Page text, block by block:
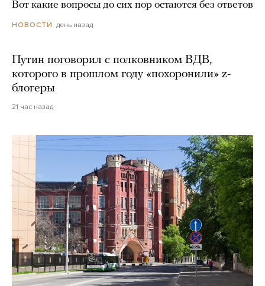
Вот какие вопросы до сих пор остаются без ответов
НОВОСТИ день назад
Путин поговорил с полковником ВДВ,
которого в прошлом году «похоронили» z-
блогеры
21 час назад